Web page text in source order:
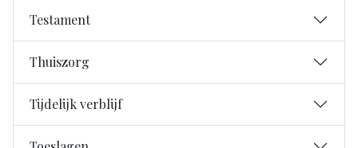
Testament
Thuiszorg
Tijdelijk verblijf